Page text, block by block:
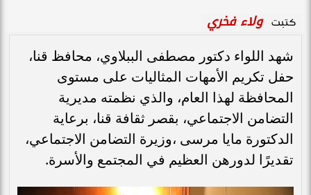
كتبت ولاء فخري
شهد اللواء دكتور مصطفى الببلاوي، محافظ قنا،
حفل تكريم الأمهات المثاليات على مستوى
المحافظة لهذا العام، والذي نظمته مديرية
التضامن الاجتماعي، بقصر ثقافة قنا، برعاية
الدكتورة مايا مرسى ،وزيرة التضامن الاجتماعي،
تقديرًا لدورهن العظيم في المجتمع والأسرة.